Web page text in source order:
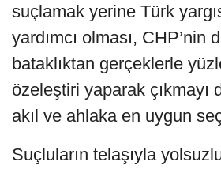
suçlamak yerine Türk
yardımcı olması, CHP’nin
bataklıktan gerçeklerle
özeleştiri yaparak çıkmayı
akıl ve ahlaka en uygun
Suçluların telaşıyla